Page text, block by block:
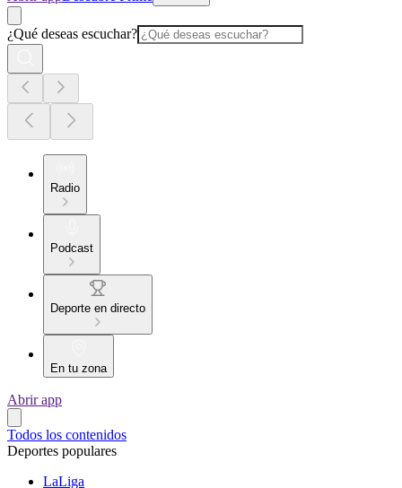
¿Qué deseas escuchar?
Radio
Podcast
Deporte en directo
En tu zona
Abrir app
Todos los contenidos
Deportes populares
LaLiga